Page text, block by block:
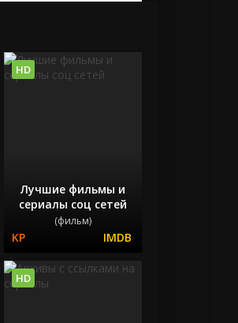
Лучшие фильмы и
сериалы соц сетей
(фильм)
HD
HD